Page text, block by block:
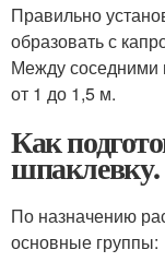
Правильно
образовать с
Между соседними
от 1 до 1,5 м.
Как
По назначению
основные группы: